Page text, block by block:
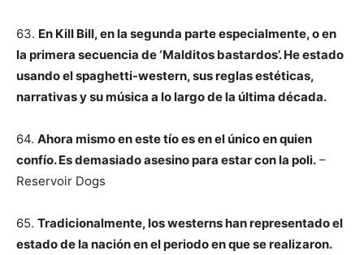
63. En Kill Bill, en la segunda parte especialmente, o en
la primera secuencia de ‘Malditos bastardos’. He estado
usando el spaghetti-western, sus reglas estéticas,
narrativas y su música a lo largo de la última década.
64. Ahora mismo en este tío es en el único en quien
confío. Es demasiado asesino para estar con la poli. –
Reservoir Dogs
65. Tradicionalmente, los westerns han representado el
estado de la nación en el periodo en que se realizaron.